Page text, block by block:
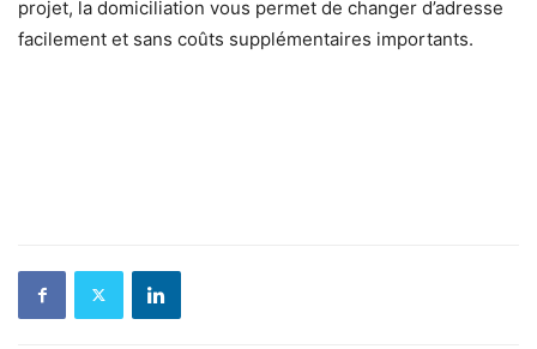
projet, la domiciliation vous permet de changer d’adresse
facilement et sans coûts supplémentaires importants.